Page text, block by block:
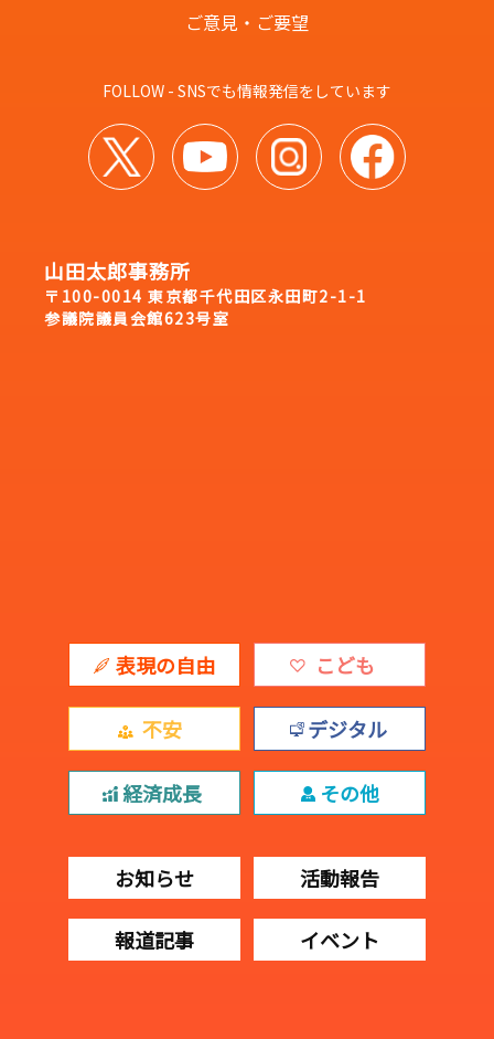
ご意見・ご要望
FOLLOW - SNSでも情報発信をしています
山田太郎事務所
〒100-0014 東京都千代田区永田町2-1-1
参議院議員会館623号室
表現の自由 こども
不安 デジタル
経済成長 その他
お知らせ 活動報告
報道記事 イベント